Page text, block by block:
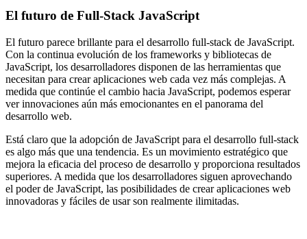
El futuro de Full-Stack JavaScript
El futuro parece brillante para el desarrollo full-stack de JavaScript.
Con la continua evolución de los frameworks y bibliotecas de
JavaScript, los desarrolladores disponen de las herramientas que
necesitan para crear aplicaciones web cada vez más complejas. A
medida que continúe el cambio hacia JavaScript, podemos esperar
ver innovaciones aún más emocionantes en el panorama del
desarrollo web.
Está claro que la adopción de JavaScript para el desarrollo full-stack
es algo más que una tendencia. Es un movimiento estratégico que
mejora la eficacia del proceso de desarrollo y proporciona resultados
superiores. A medida que los desarrolladores siguen aprovechando
el poder de JavaScript, las posibilidades de crear aplicaciones web
innovadoras y fáciles de usar son realmente ilimitadas.